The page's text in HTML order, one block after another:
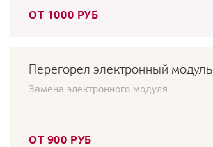
ОТ 1000 РУБ
Перегорел электронный модуль
Замена электронного модуля
ОТ 900 РУБ